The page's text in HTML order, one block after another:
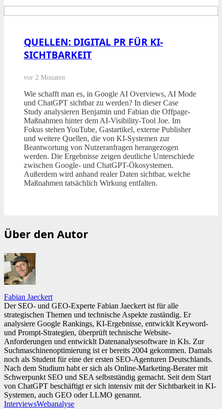
QUELLEN: DIGITAL PR FÜR KI-
SICHTBARKEIT
vor 2 Monaten
Wie schafft man es, in Google AI Overviews, AI Mode
und ChatGPT sichtbar zu werden? In dieser Case
Study analysieren Benjamin und Fabian die Offpage-
Maßnahmen hinter dem AI-Visibility-Tool Joe. Im
Fokus stehen YouTube, Gastartikel, externe Publisher
und weitere Quellen, die von KI-Systemen zur
Beantwortung von Nutzeranfragen herangezogen
werden. Die Ergebnisse zeigen deutliche Unterschiede
zwischen Google- und ChatGPT-Ökosystemen.
Außerdem wird anhand realer Daten sichtbar, welche
Maßnahmen tatsächlich Wirkung entfalten.
Über den Autor
Fabian Jaeckert
Der SEO- und GEO-Experte Fabian Jaeckert ist für alle
strategischen Themen und technische Aspekte zuständig. Er
analysiere Google Rankings, KI-Ergebnisse, entwicklt Keyword-
und Prompt-Strategien, überprüft technische Website-
Anforderungen und entwicklt Datenanalysesoftware in KIs. Zur
Suchmaschinenoptimierung ist er bereits 2004 gekommen. Damals
noch als Student für eine der ersten SEO-Agenturen Deutschlands.
Nach dem Studium habt er sich als Online-Marketing-Berater mit
Schwerpunkt SEO und SEA selbstständig gemacht. Seit dem Start
von ChatGPT beschäftigt er sich intensiv mit der Sichtbarkeit in KI-
Systemen, auch GEO oder LLMO genannt.
InterviewsWebanalyse